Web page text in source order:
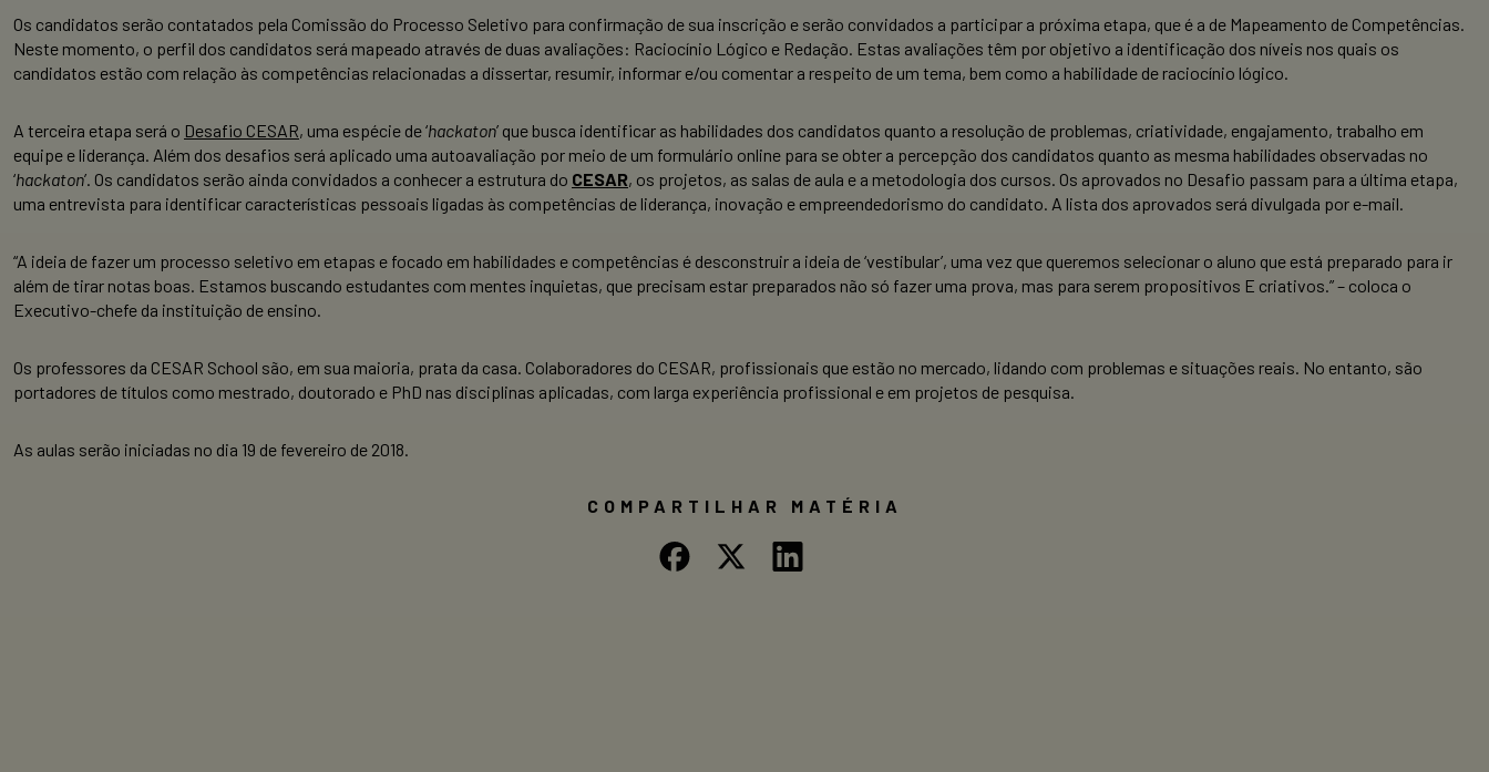
Os candidatos serão contatados pela Comissão do Processo Seletivo para confirmação de sua inscrição e serão convidados a participar a próxima etapa, que é a de Mapeamento de Competências.
Neste momento, o perfil dos candidatos será mapeado através de duas avaliações: Raciocínio Lógico e Redação. Estas avaliações têm por objetivo a identificação dos níveis nos quais os
candidatos estão com relação às competências relacionadas a dissertar, resumir, informar e/ou comentar a respeito de um tema, bem como a habilidade de raciocínio lógico.
A terceira etapa será o Desafio CESAR, uma espécie de ‘hackaton’ que busca identificar as habilidades dos candidatos quanto a resolução de problemas, criatividade, engajamento, trabalho em
equipe e liderança. Além dos desafios será aplicado uma autoavaliação por meio de um formulário online para se obter a percepção dos candidatos quanto as mesma habilidades observadas no
‘hackaton’. Os candidatos serão ainda convidados a conhecer a estrutura do CESAR, os projetos, as salas de aula e a metodologia dos cursos. Os aprovados no Desafio passam para a última etapa,
uma entrevista para identificar características pessoais ligadas às competências de liderança, inovação e empreendedorismo do candidato. A lista dos aprovados será divulgada por e-mail.
“A ideia de fazer um processo seletivo em etapas e focado em habilidades e competências é desconstruir a ideia de ‘vestibular’, uma vez que queremos selecionar o aluno que está preparado para ir
além de tirar notas boas. Estamos buscando estudantes com mentes inquietas, que precisam estar preparados não só fazer uma prova, mas para serem propositivos E criativos.” – coloca o
Executivo-chefe da instituição de ensino.
Os professores da CESAR School são, em sua maioria, prata da casa. Colaboradores do CESAR, profissionais que estão no mercado, lidando com problemas e situações reais. No entanto, são
portadores de títulos como mestrado, doutorado e PhD nas disciplinas aplicadas, com larga experiência profissional e em projetos de pesquisa.
As aulas serão iniciadas no dia 19 de fevereiro de 2018.
COMPARTILHAR MATÉRIA